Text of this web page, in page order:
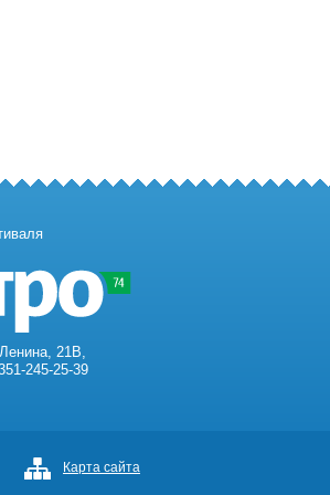
21В,
245-25-39
Карта сайта